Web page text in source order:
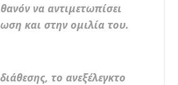
να αντιμετωπίσει
και στην ομιλία του.
το ανεξέλεγκτο